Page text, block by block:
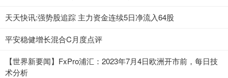
天天快讯:强势股追踪 主力资金连续5日净流入64股
平安稳健增长混合C月度点评
【世界新要闻】FxPro浦汇：2023年7月4日欧洲开市前，每日技
术分析